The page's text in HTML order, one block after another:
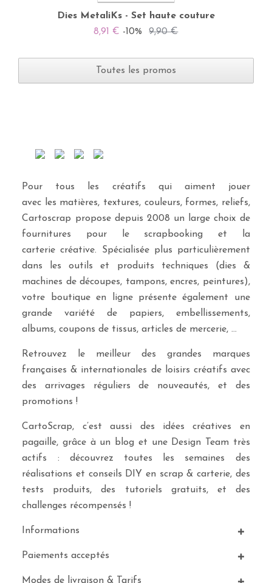
Dies MetaliKs - Set haute couture
8,91 € -10% 9,90 €
Toutes les promos
Pour tous les créatifs qui aiment jouer
avec les matières, textures, couleurs, formes, reliefs,
Cartoscrap propose depuis 2008 un large choix de
fournitures pour le scrapbooking et la
carterie créative. Spécialisée plus particulièrement
dans les outils et produits techniques (dies &
machines de découpes, tampons, encres, peintures),
votre boutique en ligne présente également une
grande variété de papiers, embellissements,
albums, coupons de tissus, articles de mercerie, …
Retrouvez le meilleur des grandes marques
françaises & internationales de loisirs créatifs avec
des arrivages réguliers de nouveautés, et des
promotions !
CartoScrap, c’est aussi des idées créatives en
pagaille, grâce à un blog et une Design Team très
actifs : découvrez toutes les semaines des
réalisations et conseils DIY en scrap & carterie, des
tests produits, des tutoriels gratuits, et des
challenges récompensés !
Informations
Paiements acceptés
Modes de livraison & Tarifs